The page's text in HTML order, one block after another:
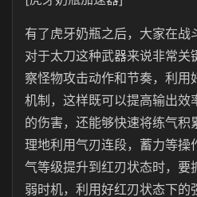
有了虎牙奶瓶之后，大家在战
对于太刀这种武器来说非常关
察怪物攻击动作和节奏，利用
机制，这样既可以提高输出效
的伤害，还能够快速将练气积
理地利用气刃连段，蓄力等操
气等级提升到红刃状态时，要
弱时机，利用好红刃状态下的